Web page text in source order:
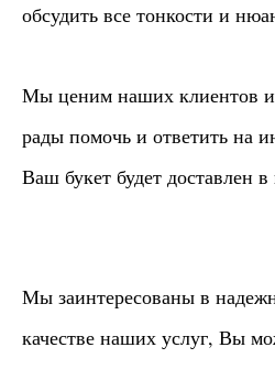
обсудить все тонкости и
Мы ценим наших клиентов
рады помочь и ответить на
Ваш букет будет доставлен
Мы заинтересованы в
качестве наших услуг, Вы